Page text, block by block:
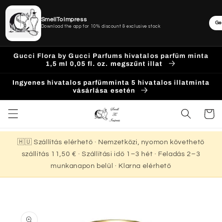
Ugrás a
tartalomhoz
Gucci Flora by Gucci Parfums hivatalos parfüm minta
1,5 ml 0,05 fl. oz. megszűnt illat
Ingyenes hivatalos parfümminta 5 hivatalos illatminta
vásárlása esetén
Kosár
🇭🇺 Szállítás elérhető · Nemzetközi, nyomon követhető
szállítás 11,50 € · Szállítási idő 1–3 hét · Feladás 2–3
munkanapon belül · Klarna elérhető
a
SmellToImpress
Download the app for 10% discount & exclusive stock